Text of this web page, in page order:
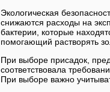
Экологическая
снижаются расходы на
бактерии, которые
помогающий растворять
При выборе присадок,
соответствовала
При выборе важно